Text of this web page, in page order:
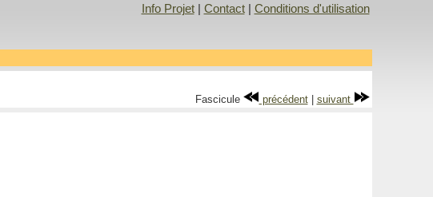
Info Projet| Contact| Conditions d'utilisation
Fascicule précédent| suivant